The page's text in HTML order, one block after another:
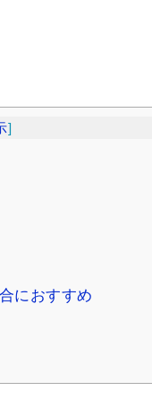
]
におすすめ